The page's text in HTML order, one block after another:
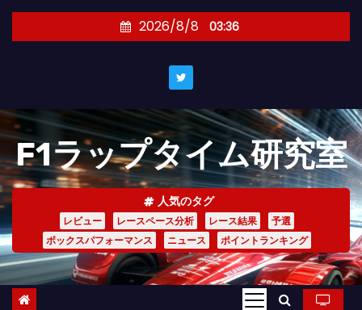
キ
ッ
プ
2026/8/8 03:36
F1ラップタイム研究室
人気のタグ
レビュー レースペース分析 レース結果
予選
ボックスパフォーマンス
ニュース ポイントランキング